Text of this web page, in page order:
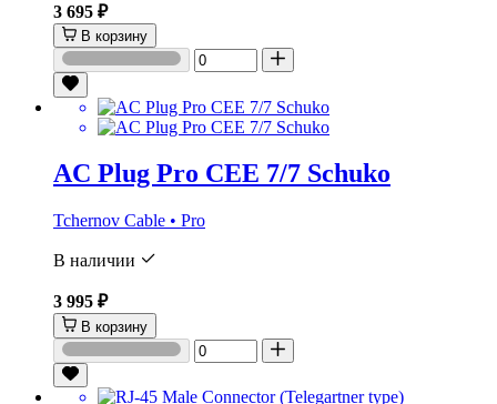
3 695 ₽
В корзину
AC Plug Pro CEE 7/7 Schuko
Tchernov Cable • Pro
В наличии
3 995 ₽
В корзину